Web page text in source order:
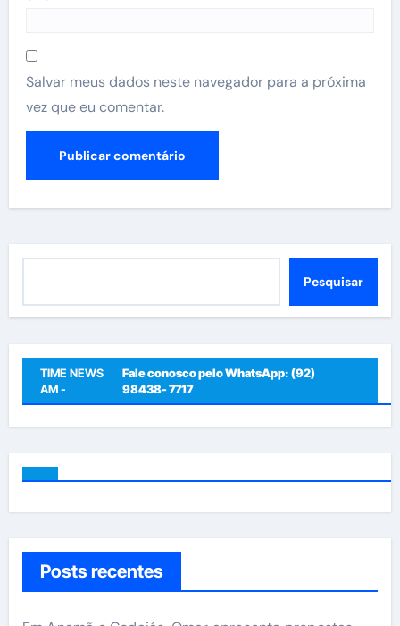
Salvar meus dados neste navegador para a próxima
vez que eu comentar.
Pesquisar
TIME NEWS
AM -
Fale conosco pelo WhatsApp: (92)
98438- 7717
Posts recentes